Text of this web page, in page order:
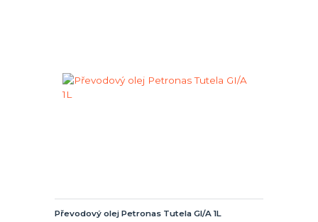
Převodový olej Petronas Tutela GI/A 1L